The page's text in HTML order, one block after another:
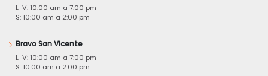
L-V: 10:00 am a 7:00 pm
S: 10:00 am a 2:00 pm
Bravo San Vicente
L-V: 10:00 am a 7:00 pm
S: 10:00 am a 2:00 pm